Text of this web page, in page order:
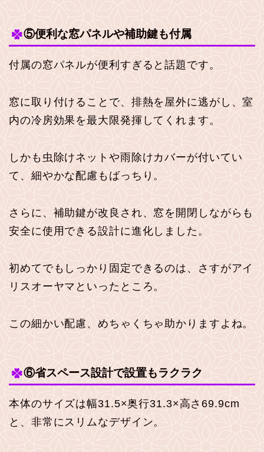
⑤便利な窓パネルや補助鍵も付属
付属の窓パネルが便利すぎると話題です。
窓に取り付けることで、排熱を屋外に逃がし、室
内の冷房効果を最大限発揮してくれます。
しかも虫除けネットや雨除けカバーが付いてい
て、細やかな配慮もばっちり。
さらに、補助鍵が改良され、窓を開閉しながらも
安全に使用できる設計に進化しました。
初めてでもしっかり固定できるのは、さすがアイ
リスオーヤマといったところ。
この細かい配慮、めちゃくちゃ助かりますよね。
⑥省スペース設計で設置もラクラク
本体のサイズは幅31.5×奥行31.3×高さ69.9cm
と、非常にスリムなデザイン。